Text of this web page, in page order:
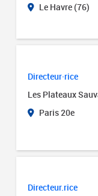
Le Havre (76)
Directeur·rice
Les Plateaux
Paris 20e
Directeur.rice